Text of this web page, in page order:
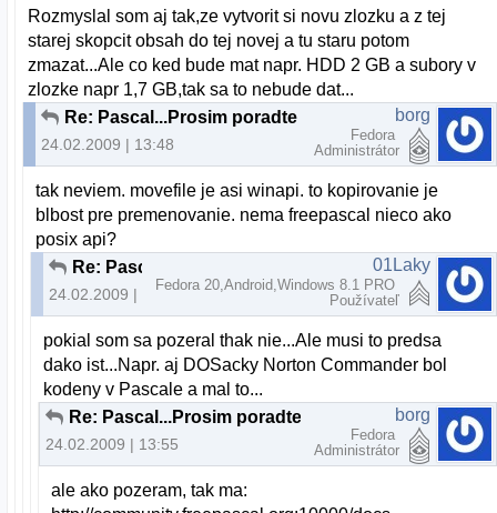
Rozmyslal som aj tak,ze vytvorit si novu zlozku a z tej
starej skopcit obsah do tej novej a tu staru potom
zmazat...Ale co ked bude mat napr. HDD 2 GB a subory v
zlozke napr 1,7 GB,tak sa to nebude dat...
Re: Pascal...Prosim poradte
24.02.2009 | 13:48
borg
Fedora
Administrátor
tak neviem. movefile je asi winapi. to kopirovanie je
blbost pre premenovanie. nema freepascal nieco ako
posix api?
Re: Pascal...Prosim poradte
24.02.2009 | 13:54
01Laky
Fedora 20,Android,Windows 8.1 PRO
Používateľ
pokial som sa pozeral thak nie...Ale musi to predsa
dako ist...Napr. aj DOSacky Norton Commander bol
kodeny v Pascale a mal to...
Re: Pascal...Prosim poradte
24.02.2009 | 13:55
borg
Fedora
Administrátor
ale ako pozeram, tak ma: